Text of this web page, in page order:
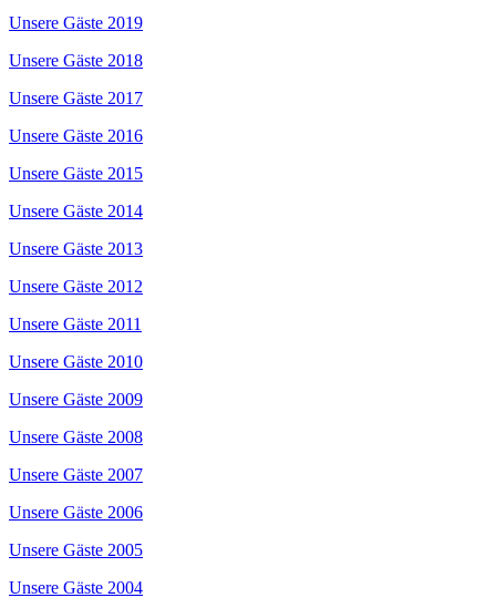
Unsere Gäste 2019
Unsere Gäste 2018
Unsere Gäste 2017
Unsere Gäste 2016
Unsere Gäste 2015
Unsere Gäste 2014
Unsere Gäste 2013
Unsere Gäste 2012
Unsere Gäste 2011
Unsere Gäste 2010
Unsere Gäste 2009
Unsere Gäste 2008
Unsere Gäste 2007
Unsere Gäste 2006
Unsere Gäste 2005
Unsere Gäste 2004